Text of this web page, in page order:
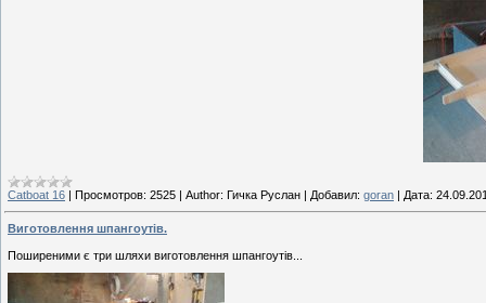
Catboat 16 Просмотров: 2525 Author: Гичка Руслан Добавил: goran Дата:
Виготовлення шпангоутів.
Поширеними є три шляхи виготовлення шпангоутів...